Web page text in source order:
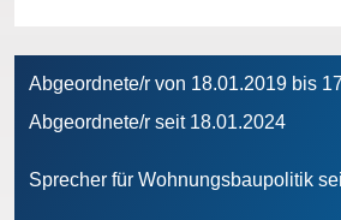
Abgeordnete/r von 18.01.2019 bis
Abgeordnete/r seit 18.01.2024
Sprecher für Wohnungsbaupolitik